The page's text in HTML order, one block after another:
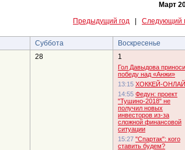
Март
Предыдущий год Следующий
Суббота
Воскресенье
28 1
Гол Давыдова
победу над «Анжи»
13:15 ХОККЕЙ-
14:55 Федун: проект
"Тушино-2018" не
получил новых
инвесторов из-за
сложной финансовой
ситуации
15:27 "Спартак": кого
ставить будем?